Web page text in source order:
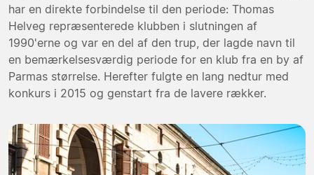
har en direkte forbindelse til den periode: Thomas
Helveg repræsenterede klubben i slutningen af
1990'erne og var en del af den trup, der lagde navn til
en bemærkelsesværdig periode for en klub fra en by af
Parmas størrelse. Herefter fulgte en lang nedtur med
konkurs i 2015 og genstart fra de lavere rækker.